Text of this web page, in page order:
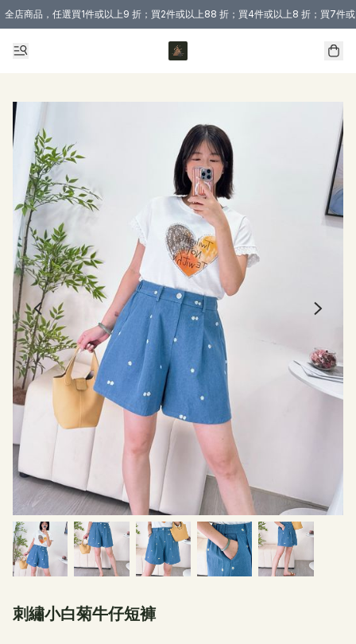
全店商品，任選買1件或以上9 折；買2件或以上88 折；買4件或以上8 折；買7件
購買 3 件商品或以上即享免運費優惠！（適用於 本地送貨、本地取貨 )
刺繡小白菊牛仔短褲